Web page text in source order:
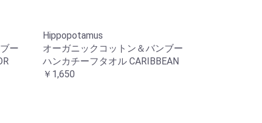
ー
Hippopotamus
オーガニックコットン＆バンブー
ハンカチーフタオル CARIBBEAN
￥1,650